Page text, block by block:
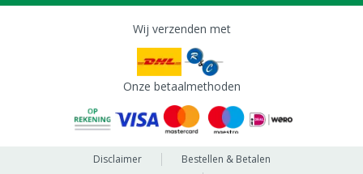
Wij verzenden met
Onze betaalmethoden
Disclaimer
Bestellen & Betalen